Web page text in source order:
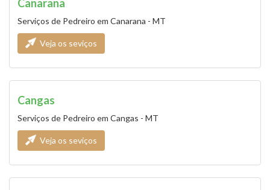
Canarana
Serviços de Pedreiro em Canarana - MT
Veja os seviços
Cangas
Serviços de Pedreiro em Cangas - MT
Veja os seviços